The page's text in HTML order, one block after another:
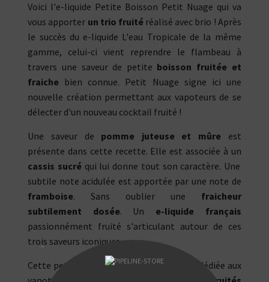
Voici l'e-liquide Petite Boisson Petit Nuage qui va
vous apporter un trio fruitéréalisé avec brio ! Après
le succès du e-liquide L'eau Tropicale de la même
gamme, celui-ci vient reprendre le flambeau à
travers une saveur de petite boisson fruitée et
fraiche bien connue. Petit Nuage signe ici une
nouvelle création permettant aux vapoteurs de se
délecter d'un nouveau cocktail fruité !
Une saveur de pomme juteuse et mûre est
présente dans cette recette. Elle est associée à un
cassis sucré qui lui donne tout son caractère. Une
subtile note acidulée est apportée par une note de
framboise. Sans oublier une fraicheur
subtilement dosée. Un e-liquide français
passionnément fruité s'articulant autour de ces
trois saveurs iconiques.
Cette petite boisson par Petit Nuage est dédiée aux
"